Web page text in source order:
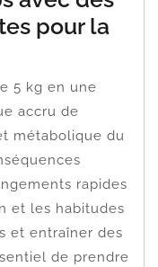
pour la
5 kg en une
accru de
métabolique du
rapides
et les habitudes
et entraîner des
de prendre